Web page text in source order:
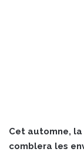
Cet automne,
comblera les